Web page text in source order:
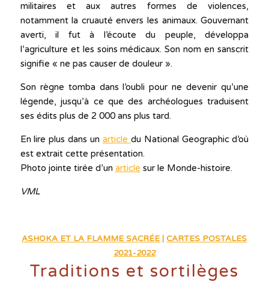
militaires et aux autres formes de violences,
notamment la cruauté envers les animaux. Gouvernant
averti, il fut à l’écoute du peuple, développa
l’agriculture et les soins médicaux. Son nom en sanscrit
signifie « ne pas causer de douleur ».
Son règne tomba dans l’oubli pour ne devenir qu’une
légende, jusqu’à ce que des archéologues traduisent
ses édits plus de 2 000 ans plus tard.
En lire plus dans un article du National Geographic d’où
est extrait cette présentation.
Photo jointe tirée d’un article sur le Monde-histoire.
VML
ASHOKA ET LA FLAMME SACRÉE |CARTES POSTALES
2021-2022
Traditions et sortilèges